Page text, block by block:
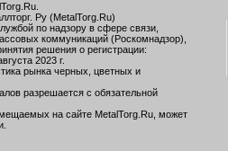
Ру (MetalTorg.Ru)
по надзору в сфере связи,
коммуникаций (Роскомнадзор),
решения о регистрации:
2023 г.
рынка черных, цветных и
разрешается с обязательной
на сайте MetalTorg.Ru, может